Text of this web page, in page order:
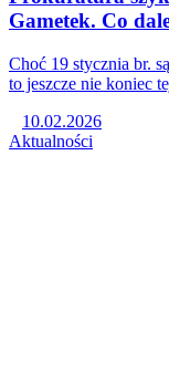
Gametek. Co
Choć 19 stycznia br.
to jeszcze nie koniec
10.02.2026
Aktualności